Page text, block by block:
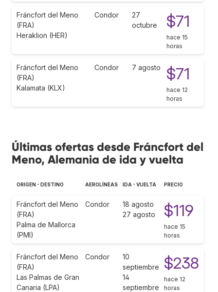
Fráncfort del Meno
(FRA)
Heraklion (HER)
Condor
27
octubre
$71
hace 15
horas
Fráncfort del Meno
(FRA)
Kalamata (KLX)
Condor 7 agosto $71
hace 12
horas
Últimas ofertas desde Fráncfort del
Meno, Alemania de ida y vuelta
ORIGEN - DESTINO AEROLÍNEAS IDA - VUELTA PRECIO
Fráncfort del Meno
(FRA)
Palma de Mallorca
(PMI)
Condor
18 agosto
27 agosto
$119
hace 15
horas
Fráncfort del Meno
(FRA)
Las Palmas de Gran
Canaria (LPA)
Condor
10
septiembre
14
septiembre
$238
hace 12
horas